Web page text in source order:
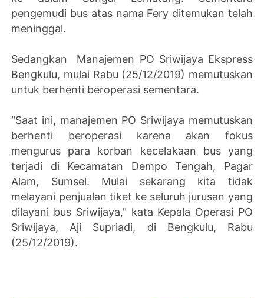
pengemudi bus atas nama Fery ditemukan telah
meninggal.
Sedangkan Manajemen PO Sriwijaya Ekspress
Bengkulu, mulai Rabu (25/12/2019) memutuskan
untuk berhenti beroperasi sementara.
“Saat ini, manajemen PO Sriwijaya memutuskan
berhenti beroperasi karena akan fokus
mengurus para korban kecelakaan bus yang
terjadi di Kecamatan Dempo Tengah, Pagar
Alam, Sumsel. Mulai sekarang kita tidak
melayani penjualan tiket ke seluruh jurusan yang
dilayani bus Sriwijaya," kata Kepala Operasi PO
Sriwijaya, Aji Supriadi, di Bengkulu, Rabu
(25/12/2019).